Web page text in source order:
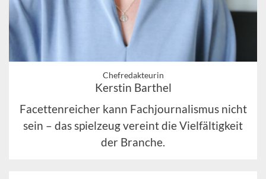
Chefredakteurin
Kerstin Barthel
Facettenreicher kann Fachjournalismus nicht
sein – das spielzeug vereint die Vielfältigkeit
der Branche.